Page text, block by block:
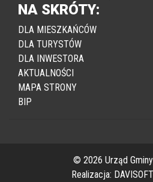
NA SKRÓTY:
DLA MIESZKAŃCÓW
DLA TURYSTÓW
DLA INWESTORA
AKTUALNOŚCI
MAPA STRONY
BIP
© 2026 Urząd
Realizacja: DAVISOFT